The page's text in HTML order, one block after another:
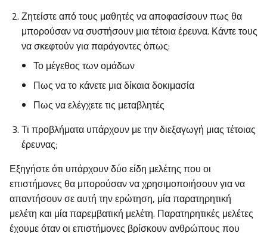
Ζητείστε από τους μαθητές να αποφασίσουν πως θα
μπορούσαν να συστήσουν μια τέτοια έρευνα. Κάντε τους
να σκεφτούν για παράγοντες όπως:
Το μέγεθος των ομάδων
Πως να το κάνετε μια δίκαια δοκιμασία
Πως να ελέγχετε τις μεταβλητές
Τι προβλήματα υπάρχουν με την διεξαγωγή μιας τέτοιας
έρευνας;
Εξηγήστε ότι υπάρχουν δύο είδη μελέτης που οι
επιστήμονες θα μπορούσαν να χρησιμοποιήσουν για να
απαντήσουν σε αυτή την ερώτηση, μία παρατηρητική
μελέτη και μία παρεμβατική μελέτη. Παρατηρητικές μελέτες
έχουμε όταν οι επιστήμονες βρίσκουν ανθρώπους που